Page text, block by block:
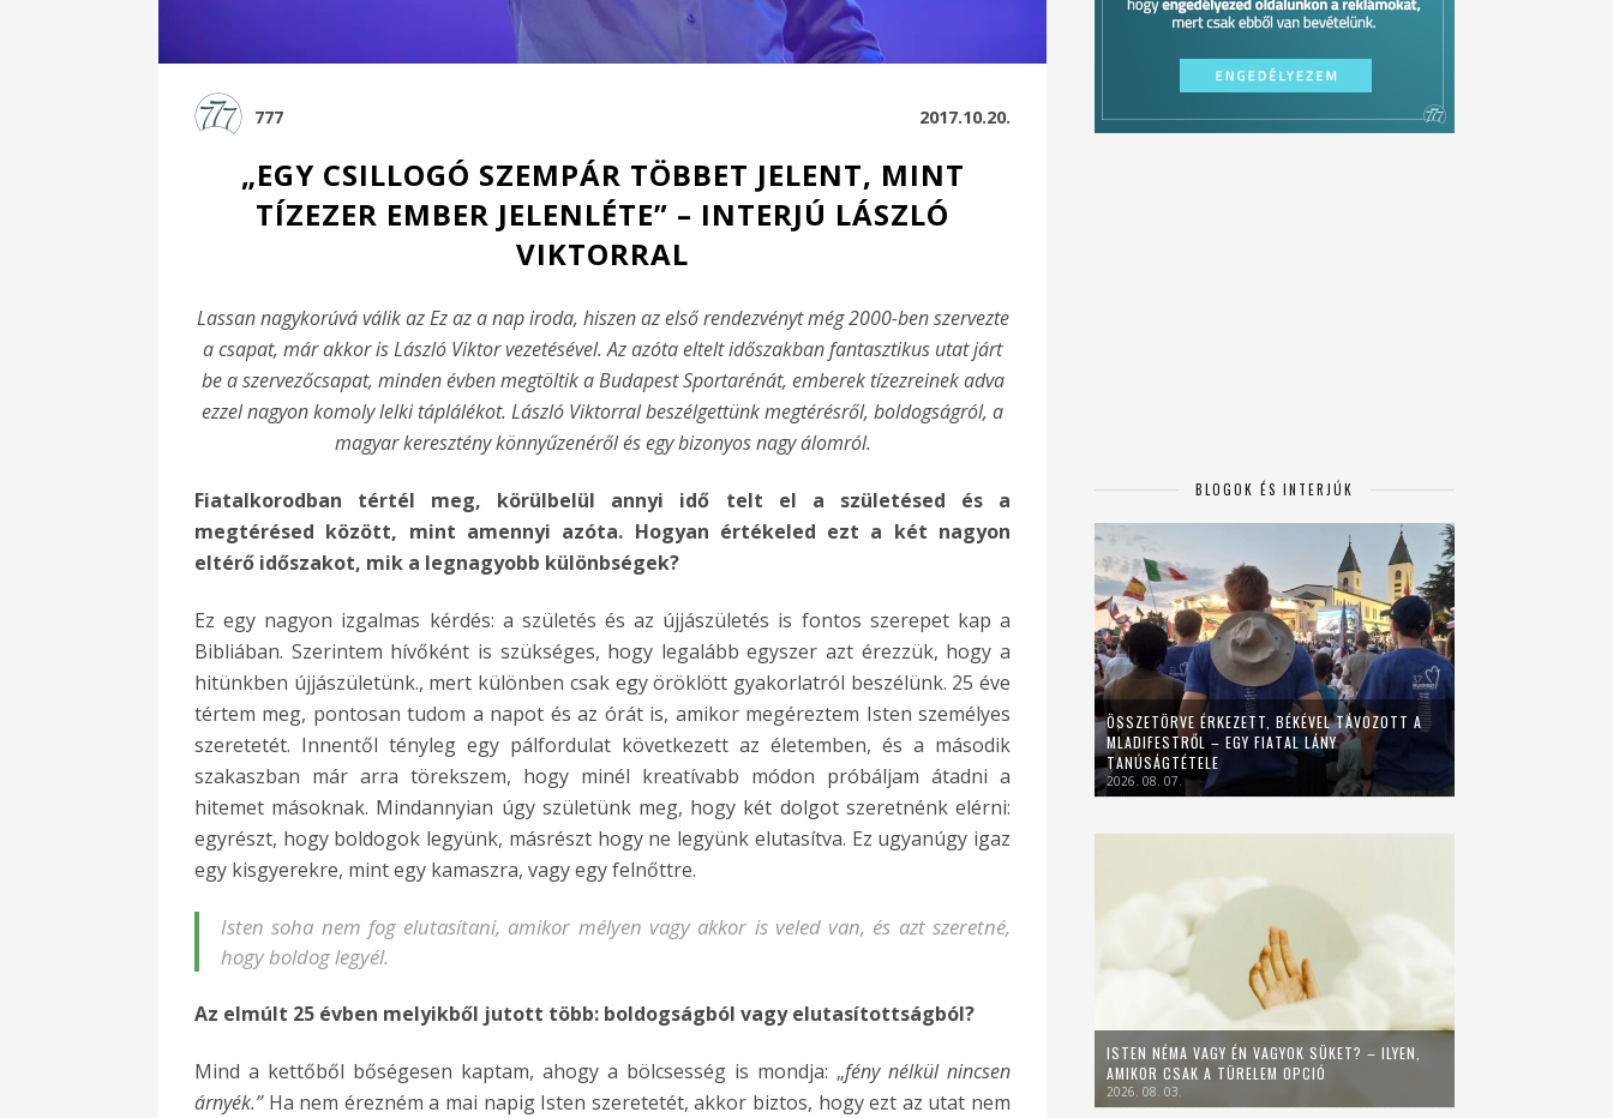
777 2017.10.20.
„EGY CSILLOGÓ SZEMPÁR TÖBBET JELENT, MINT
TÍZEZER EMBER JELENLÉTE” – INTERJÚ LÁSZLÓ
VIKTORRAL
Lassan nagykorúvá válik az Ez az a nap iroda, hiszen az első rendezvényt még 2000-ben szervezte
a csapat, már akkor is László Viktor vezetésével. Az azóta eltelt időszakban fantasztikus utat járt
be a szervezőcsapat, minden évben megtöltik a Budapest Sportarénát, emberek tízezreinek adva
ezzel nagyon komoly lelki táplálékot. László Viktorral beszélgettünk megtérésről, boldogságról, a
magyar keresztény könnyűzenéről és egy bizonyos nagy álomról.
Fiatalkorodban tértél meg, körülbelül annyi idő telt el a születésed és a
megtérésed között, mint amennyi azóta. Hogyan értékeled ezt a két nagyon
eltérő időszakot, mik a legnagyobb különbségek?
Ez egy nagyon izgalmas kérdés: a születés és az újjászületés is fontos szerepet kap a
Bibliában. Szerintem hívőként is szükséges, hogy legalább egyszer azt érezzük, hogy a
hitünkben újjászületünk., mert különben csak egy öröklött gyakorlatról beszélünk. 25 éve
tértem meg, pontosan tudom a napot és az órát is, amikor megéreztem Isten személyes
szeretetét. Innentől tényleg egy pálfordulat következett az életemben, és a második
szakaszban már arra törekszem, hogy minél kreatívabb módon próbáljam átadni a
hitemet másoknak. Mindannyian úgy születünk meg, hogy két dolgot szeretnénk elérni:
egyrészt, hogy boldogok legyünk, másrészt hogy ne legyünk elutasítva. Ez ugyanúgy igaz
egy kisgyerekre, mint egy kamaszra, vagy egy felnőttre.
Isten soha nem fog elutasítani, amikor mélyen vagy akkor is veled van, és azt szeretné,
hogy boldog legyél.
Az elmúlt 25 évben melyikből jutott több: boldogságból vagy elutasítottságból?
Mind a kettőből bőségesen kaptam, ahogy a bölcsesség is mondja: „fény nélkül nincsen
árnyék.” Ha nem érezném a mai napig Isten szeretetét, akkor biztos, hogy ezt az utat nem
BLOGOK ÉS INTERJÚK
ÖSSZETÖRVE ÉRKEZETT, BÉKÉVEL TÁVOZOTT A
MLADIFESTRŐL – EGY FIATAL LÁNY
TANÚSÁGTÉTELE
2026. 08. 07.
ISTEN NÉMA VAGY ÉN VAGYOK SÜKET? – ILYEN,
AMIKOR CSAK A TÜRELEM OPCIÓ
2026. 08. 03.